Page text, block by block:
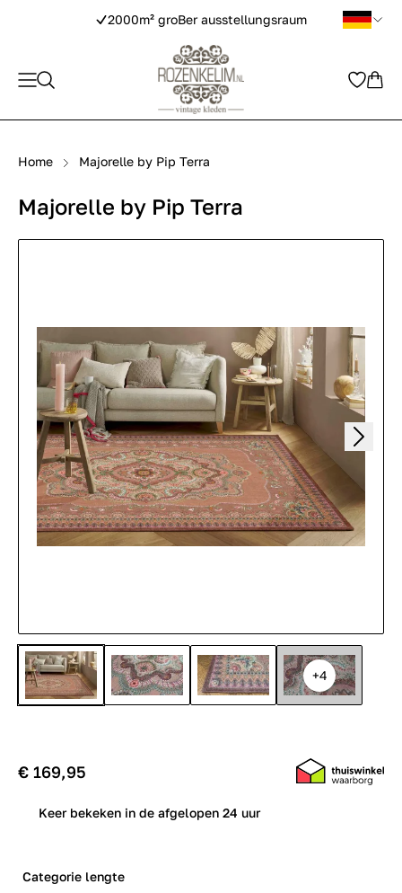
2000m² groBer ausstellungsraum
Home Majorelle by Pip Terra
+4
Majorelle by Pip Terra
€ 169,95
Keer bekeken in de afgelopen 24 uur
Categorie lengte